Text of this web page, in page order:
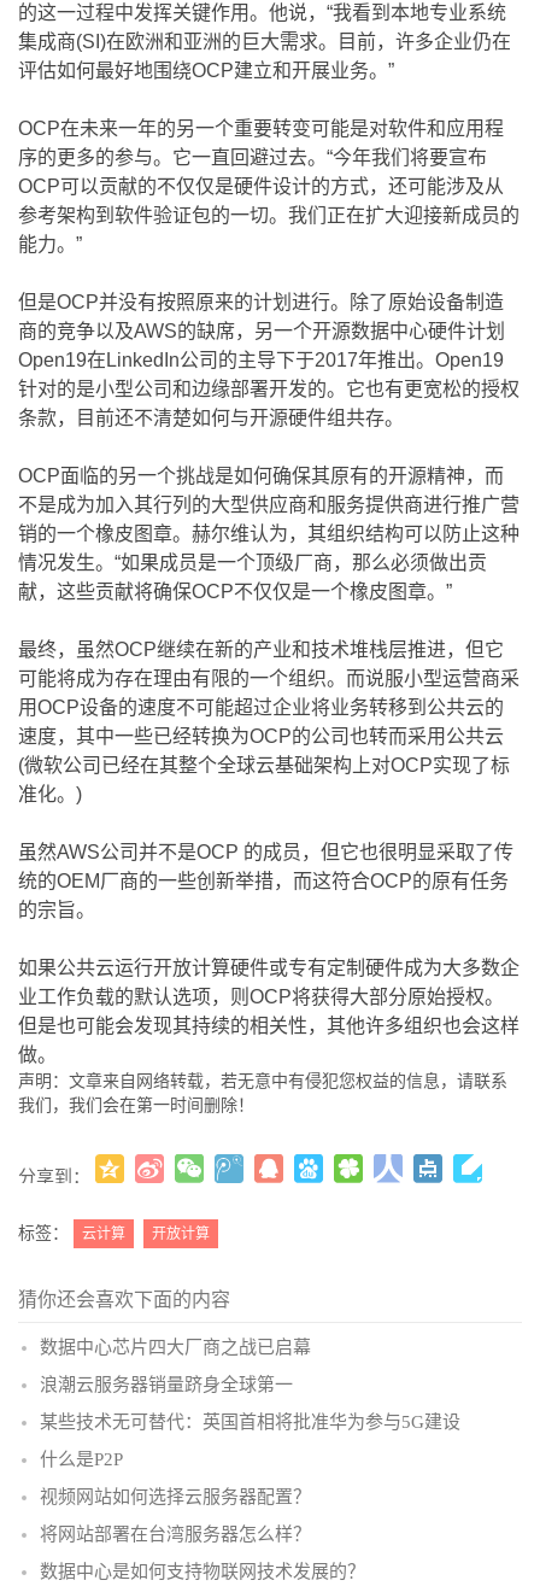
的这一过程中发挥关键作用。他说，“我看到本地专业系统
集成商(SI)在欧洲和亚洲的巨大需求。目前，许多企业仍在
评估如何最好地围绕OCP建立和开展业务。”
OCP在未来一年的另一个重要转变可能是对软件和应用程
序的更多的参与。它一直回避过去。“今年我们将要宣布
OCP可以贡献的不仅仅是硬件设计的方式，还可能涉及从
参考架构到软件验证包的一切。我们正在扩大迎接新成员的
能力。”
但是OCP并没有按照原来的计划进行。除了原始设备制造
商的竞争以及AWS的缺席，另一个开源数据中心硬件计划
Open19在LinkedIn公司的主导下于2017年推出。Open19
针对的是小型公司和边缘部署开发的。它也有更宽松的授权
条款，目前还不清楚如何与开源硬件组共存。
OCP面临的另一个挑战是如何确保其原有的开源精神，而
不是成为加入其行列的大型供应商和服务提供商进行推广营
销的一个橡皮图章。赫尔维认为，其组织结构可以防止这种
情况发生。“如果成员是一个顶级厂商，那么必须做出贡
献，这些贡献将确保OCP不仅仅是一个橡皮图章。”
最终，虽然OCP继续在新的产业和技术堆栈层推进，但它
可能将成为存在理由有限的一个组织。而说服小型运营商采
用OCP设备的速度不可能超过企业将业务转移到公共云的
速度，其中一些已经转换为OCP的公司也转而采用公共云
(微软公司已经在其整个全球云基础架构上对OCP实现了标
准化。)
虽然AWS公司并不是OCP 的成员，但它也很明显采取了传
统的OEM厂商的一些创新举措，而这符合OCP的原有任务
的宗旨。
如果公共云运行开放计算硬件或专有定制硬件成为大多数企
业工作负载的默认选项，则OCP将获得大部分原始授权。
但是也可能会发现其持续的相关性，其他许多组织也会这样
做。
声明：文章来自网络转载，若无意中有侵犯您权益的信息，请联系
我们，我们会在第一时间删除！
分享到：
标签： 云计算 开放计算
猜你还会喜欢下面的内容
数据中心芯片四大厂商之战已启幕
浪潮云服务器销量跻身全球第一
某些技术无可替代：英国首相将批准华为参与5G建设
什么是P2P
视频网站如何选择云服务器配置？
将网站部署在台湾服务器怎么样？
数据中心是如何支持物联网技术发展的？